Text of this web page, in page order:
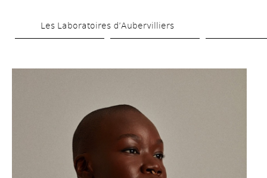
au
principal
Les Laboratoires d’Aubervilliers